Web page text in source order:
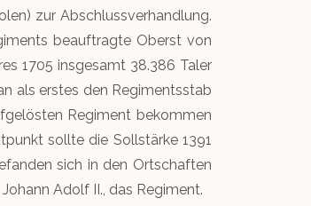
zur Abschlussverhandlung.
beauftragte Oberst von
1705 insgesamt 38.386 Taler
als erstes den Regimentsstab
Regiment bekommen
sollte die Sollstärke 1391
sich in den Ortschaften
Adolf II., das Regiment.